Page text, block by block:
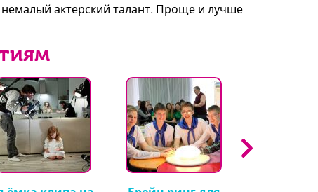
актерский талант. Проще и лучше